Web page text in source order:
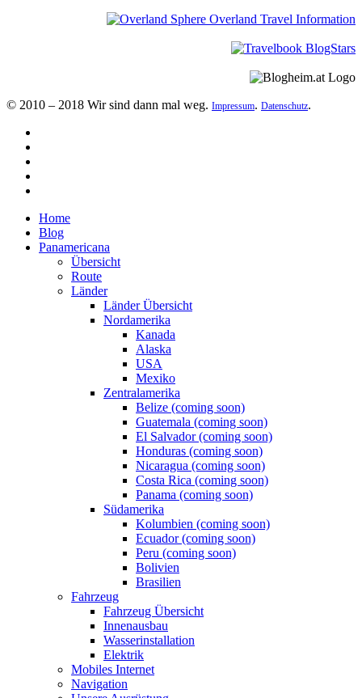
© 2010 – 2018 Wir sind dann mal weg. Impressum. Datenschutz.
Home
Blog
Panamericana
Übersicht
Route
Länder
Länder Übersicht
Nordamerika
Kanada
Alaska
USA
Mexiko
Zentralamerika
Belize (coming soon)
Guatemala (coming soon)
El Salvador (coming soon)
Honduras (coming soon)
Nicaragua (coming soon)
Costa Rica (coming soon)
Panama (coming soon)
Südamerika
Kolumbien (coming soon)
Ecuador (coming soon)
Peru (coming soon)
Bolivien
Brasilien
Fahrzeug
Fahrzeug Übersicht
Innenausbau
Wasserinstallation
Elektrik
Mobiles Internet
Navigation